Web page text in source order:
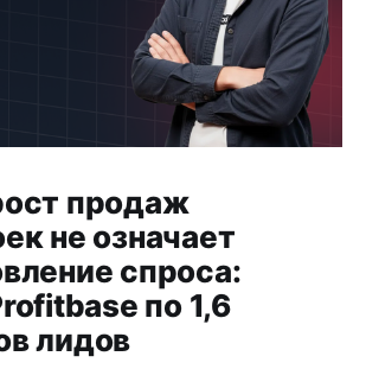
продаж
не означает
спроса:
по 1,6
лидов